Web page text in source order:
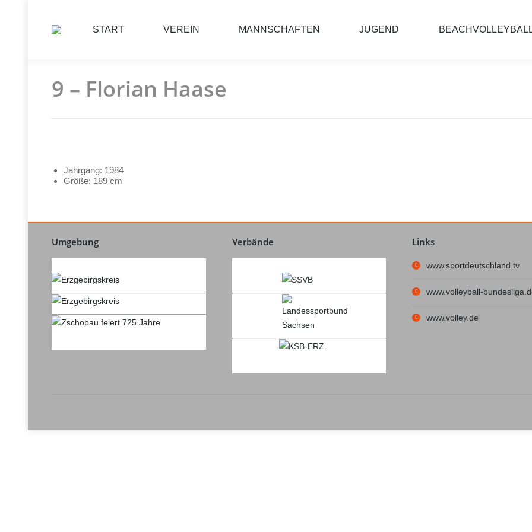
START VEREIN MANNSCHAFTEN JUGEND
9 – Florian Haase
Jahrgang: 1984
Größe: 189 cm
Umgebung Verbände Links
www.sportdeutschland.tv
www.volleyball-
www.volley.de